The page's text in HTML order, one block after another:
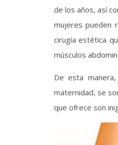
de los años, así
mujeres pueden
cirugía estética
músculos
De esta
maternidad, se
que ofrece son